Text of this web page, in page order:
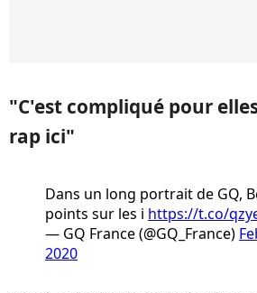
"C'est compliqué pour
rap ici"
Dans un long portrait de GQ,
points sur les i https://t.co/
— GQ France (@GQ_France)
2020